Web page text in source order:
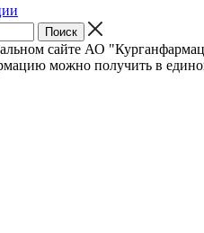
сайте АО
можно получить в